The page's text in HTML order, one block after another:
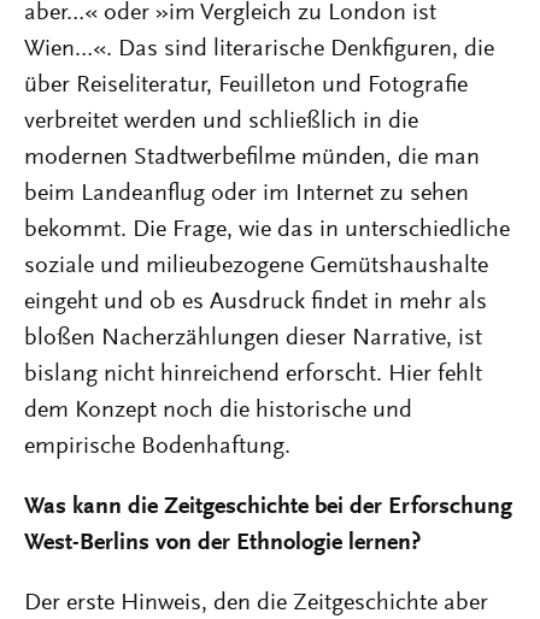
aber…« oder »im Vergleich zu London ist
Wien…«. Das sind literarische Denkfiguren, die
über Reiseliteratur, Feuilleton und Fotografie
verbreitet werden und schließlich in die
modernen Stadtwerbefilme münden, die man
beim Landeanflug oder im Internet zu sehen
bekommt. Die Frage, wie das in unterschiedliche
soziale und milieubezogene Gemütshaushalte
eingeht und ob es Ausdruck findet in mehr als
bloßen Nacherzählungen dieser Narrative, ist
bislang nicht hinreichend erforscht. Hier fehlt
dem Konzept noch die historische und
empirische Bodenhaftung.
Was kann die Zeitgeschichte bei der Erforschung
West-Berlins von der Ethnologie lernen?
Der erste Hinweis, den die Zeitgeschichte aber